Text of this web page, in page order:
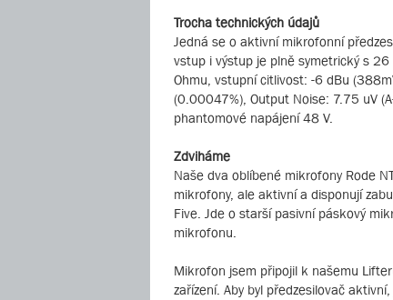
Trocha technických údajů
Jedná se o aktivní mikrofonní
vstup i výstup je plně symetrický s
Ohmu, vstupní citlivost: -6 dBu
(0.00047%), Output Noise: 7.75 uV
phantomové napájení 48 V.
Zdviháme
Naše dva oblíbené mikrofony Rode
mikrofony, ale aktivní a disponují
Five. Jde o starší pasivní páskový
mikrofonu.
Mikrofon jsem připojil k našemu
zařízení. Aby byl předzesilovač